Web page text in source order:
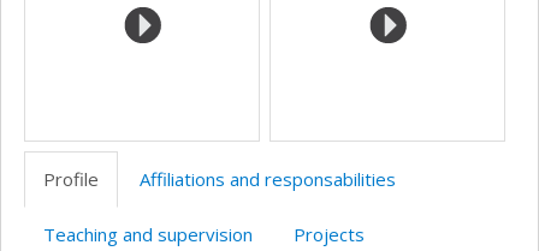
de
recherche
Profile Affiliations and responsabilities
Teaching and supervision Projects